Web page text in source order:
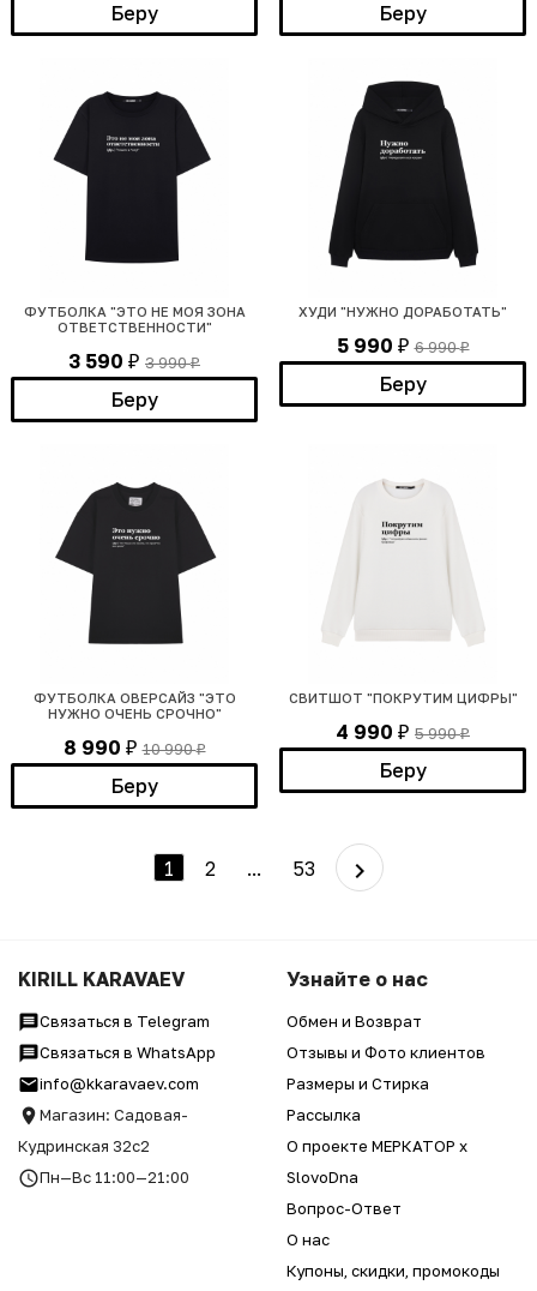
Беру Беру
ФУТБОЛКА "ЭТО НЕ МОЯ ЗОНА
ОТВЕТСТВЕННОСТИ"
3 590 ₽ 3 990₽
Беру
ХУДИ "НУЖНО ДОРАБОТАТЬ"
5 990 ₽ 6 990₽
Беру
ФУТБОЛКА ОВЕРСАЙЗ "ЭТО
НУЖНО ОЧЕНЬ СРОЧНО"
8 990 ₽ 10 990₽
Беру
СВИТШОТ "ПОКРУТИМ ЦИФРЫ"
4 990 ₽ 5 990₽
Беру
1 2 ... 53
KIRILL KARAVAEV
Связаться в Telegram
Связаться в WhatsApp
info@kkaravaev.com
Магазин: Садовая-
Кудринская 32с2
Пн—Вс 11:00—21:00
Узнайте о нас
Обмен и Возврат
Отзывы и Фото клиентов
Размеры и Стирка
Рассылка
О проекте МЕРКАТОР x
SlovoDna
Вопрос-Ответ
О нас
Купоны, скидки, промокоды